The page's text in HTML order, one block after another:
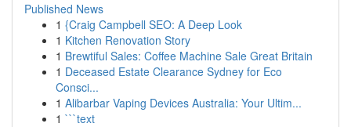
Published News
1 {Craig Campbell SEO: A Deep Look
1 Kitchen Renovation Story
1 Brewtiful Sales: Coffee Machine Sale Great Britain
1 Deceased Estate Clearance Sydney for Eco
Consci...
1 Alibarbar Vaping Devices Australia: Your Ultim...
1 ```text